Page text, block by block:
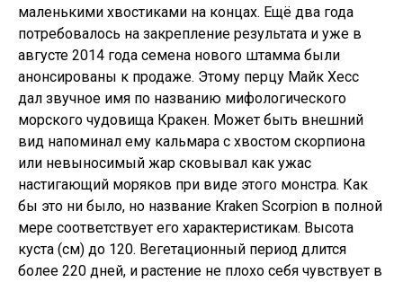
маленькими хвостиками на концах. Ещё два года
потребовалось на закрепление результата и уже в
августе 2014 года семена нового штамма были
анонсированы к продаже. Этому перцу Майк Хесс
дал звучное имя по названию мифологического
морского чудовища Кракен. Может быть внешний
вид напоминал ему кальмара с хвостом скорпиона
или невыносимый жар сковывал как ужас
настигающий моряков при виде этого монстра. Как
бы это ни было, но название Kraken Scorpion в полной
мере соответствует его характеристикам. Bысота
куста (см) до 120. Вегетационный период длится
более 220 дней, и растение не плохо себя чувствует в